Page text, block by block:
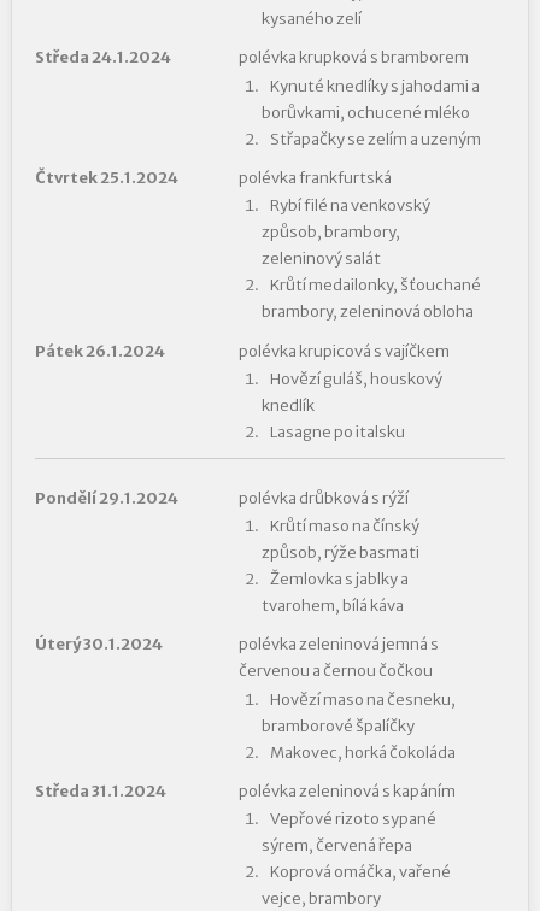
kysaného zelí
Středa 24.1.2024
polévka krupková s bramborem
Kynuté knedlíky s jahodami a
borůvkami, ochucené mléko
Střapačky se zelím a uzeným
Čtvrtek 25.1.2024
polévka frankfurtská
Rybí filé na venkovský
způsob, brambory,
zeleninový salát
Krůtí medailonky, šťouchané
brambory, zeleninová obloha
Pátek 26.1.2024
polévka krupicová s vajíčkem
Hovězí guláš, houskový
knedlík
Lasagne po italsku
Pondělí 29.1.2024
polévka drůbková s rýží
Krůtí maso na čínský
způsob, rýže basmati
Žemlovka s jablky a
tvarohem, bílá káva
Úterý 30.1.2024
polévka zeleninová jemná s
červenou a černou čočkou
Hovězí maso na česneku,
bramborové špalíčky
Makovec, horká čokoláda
Středa 31.1.2024
polévka zeleninová s kapáním
Vepřové rizoto sypané
sýrem, červená řepa
Koprová omáčka, vařené
vejce, brambory